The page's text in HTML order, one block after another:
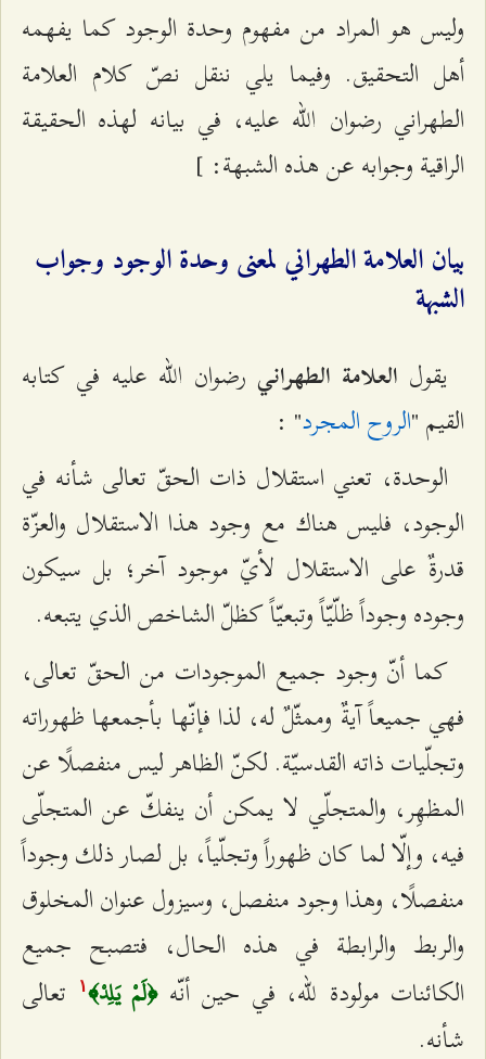
وليس هو المراد من مفهوم وحدة الوجود كما يفهمه
أهل التحقيق. وفيما يلي ننقل نصّ كلام العلامة
الطهراني رضوان الله عليه، في بيانه لهذه الحقيقة
الراقية وجوابه عن هذه الشبهة: ]
بيان العلامة الطهراني لمعنى وحدة الوجود وجواب
الشبهة
يقول العلامة الطهراني رضوان الله عليه في كتابه
القيم "الروح المجرد" :
الوحدة، تعني استقلال ذات الحقّ تعالى شأنه في
الوجود، فليس هناك مع وجود هذا الاستقلال والعزّة
قدرةٌ على الاستقلال لأيّ موجود آخر؛ بل سيكون
وجوده وجوداً ظلّيّاً وتبعيّاً كظلّ الشاخص الذي يتبعه.
كما أنّ وجود جميع الموجودات من الحقّ تعالى،
فهي جميعاً آيةٌ وممثّلٌ له، لذا فإنّها بأجمعها ظهوراته
وتجلّيات ذاته القدسيّة. لكنّ الظاهر ليس منفصلًا عن
المظهِر، والمتجلّي لا يمكن أن ينفكّ عن المتجلّى
فيه، وإلّا لما كان ظهوراً وتجلّياً، بل لصار ذلك وجوداً
منفصلًا، وهذا وجود منفصل، وسيزول عنوان المخلوق
والربط والرابطة في هذه الحال، فتصبح جميع
الكائنات مولودة للّه، في حين أنّه‌﴿لَمْ يَلِدْ﴾۱
تعالى
شأنه.